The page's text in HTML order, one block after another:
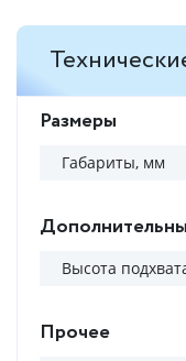
Размеры
Габариты, мм
Высота
Прочее